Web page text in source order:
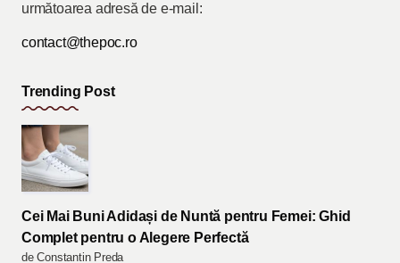
următoarea adresă de e-mail:
contact@thepoc.ro
Trending Post
Cei Mai Buni Adidași de Nuntă pentru Femei: Ghid
Complet pentru o Alegere Perfectă
de Constantin Preda